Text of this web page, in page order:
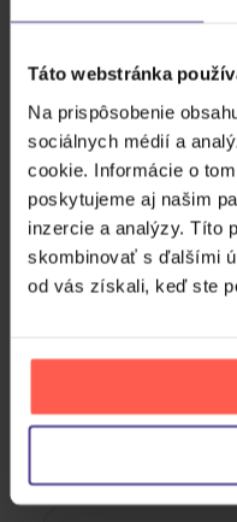
Táto webstránka
Na prispôsobenie
sociálnych médií a
cookie. Informácie o
poskytujeme aj našim
inzercie a analýzy. Títo
skombinovať s ďalšími
od vás získali, keď ste
PODOBNÍ
10,000 Maniacs